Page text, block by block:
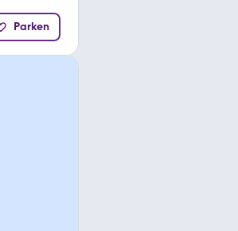
Parken